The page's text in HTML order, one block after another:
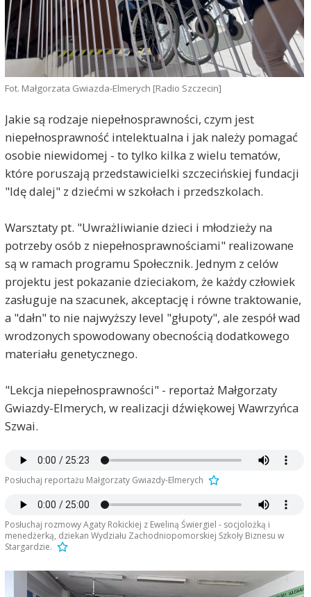
Fot. Małgorzata Gwiazda-Elmerych [Radio Szczecin]
Jakie są rodzaje niepełnosprawności, czym jest
niepełnosprawność intelektualna i jak należy pomagać
osobie niewidomej - to tylko kilka z wielu tematów,
które poruszają przedstawicielki szczecińskiej fundacji
"Idę dalej" z dziećmi w szkołach i przedszkolach.
Warsztaty pt. "Uwrażliwianie dzieci i młodzieży na
potrzeby osób z niepełnosprawnościami" realizowane
są w ramach programu Społecznik. Jednym z celów
projektu jest pokazanie dzieciakom, że każdy człowiek
zasługuje na szacunek, akceptację i równe traktowanie,
a "dałn" to nie najwyższy level "głupoty", ale zespół wad
wrodzonych spowodowany obecnością dodatkowego
materiału genetycznego.
"Lekcja niepełnosprawności" - reportaż Małgorzaty
Gwiazdy-Elmerych, w realizacji dźwiękowej Wawrzyńca
Szwai.
Posłuchaj reportażu Małgorzaty Gwiazdy-Elmerych
Posłuchaj rozmowy Agaty Rokickiej z Eweliną Świergiel - socjolożką i
menedżerką, dziekan Wydziału Zachodniopomorskiej Szkoły Biznesu w
Stargardzie.